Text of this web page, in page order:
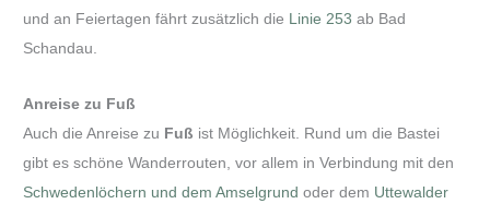
und an Feiertagen fährt zusätzlich die Linie 253 ab Bad
Schandau.
Anreise zu Fuß
Auch die Anreise zu Fuß ist Möglichkeit. Rund um die Bastei
gibt es schöne Wanderrouten, vor allem in Verbindung mit den
Schwedenlöchern und dem Amselgrund oder dem Uttewalder